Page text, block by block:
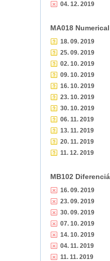
04. 12. 2019
MA018
18. 09. 2019
25. 09. 2019
02. 10. 2019
09. 10. 2019
16. 10. 2019
23. 10. 2019
30. 10. 2019
06. 11. 2019
13. 11. 2019
20. 11. 2019
11. 12. 2019
MB102
16. 09. 2019
23. 09. 2019
30. 09. 2019
07. 10. 2019
14. 10. 2019
04. 11. 2019
11. 11. 2019